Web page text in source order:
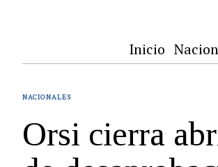
Inicio
NACIONALES
Orsi cierra